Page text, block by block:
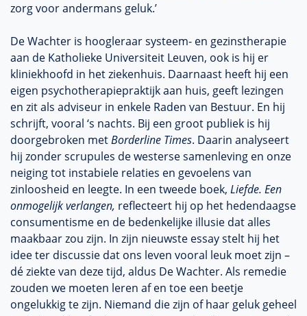
zorg voor andermans geluk.’
De Wachter is hoogleraar systeem- en gezinstherapie
aan de Katholieke Universiteit Leuven, ook is hij er
kliniekhoofd in het ziekenhuis. Daarnaast heeft hij een
eigen psychotherapiepraktijk aan huis, geeft lezingen
en zit als adviseur in enkele Raden van Bestuur. En hij
schrijft, vooral ‘s nachts. Bij een groot publiek is hij
doorgebroken metBorderline Times. Daarin analyseert
hij zonder scrupules de westerse samenleving en onze
neiging tot instabiele relaties en gevoelens van
zinloosheid en leegte. In een tweede boek, Liefde. Een
onmogelijk verlangen, reflecteert hij op het hedendaagse
consumentisme en de bedenkelijke illusie dat alles
maakbaar zou zijn. In zijn nieuwste essay stelt hij het
idee ter discussie dat ons leven vooral leuk moet zijn –
dé ziekte van deze tijd, aldus De Wachter. Als remedie
zouden we moeten leren af en toe een beetje
ongelukkig te zijn. Niemand die zijn of haar geluk geheel